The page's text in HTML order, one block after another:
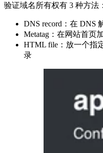
验证域名所有权有 3 种方法：
DNS record：在 DNS
Metatag：在网站首页
HTML file：放一个指
录